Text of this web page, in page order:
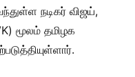
நடிகர் விஜய்,
மூலம் தமிழக